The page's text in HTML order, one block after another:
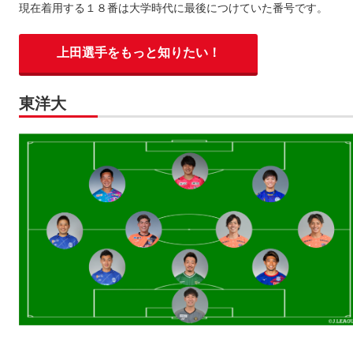
現在着用する１８番は大学時代に最後につけていた番号です。
上田選手をもっと知りたい！
東洋大